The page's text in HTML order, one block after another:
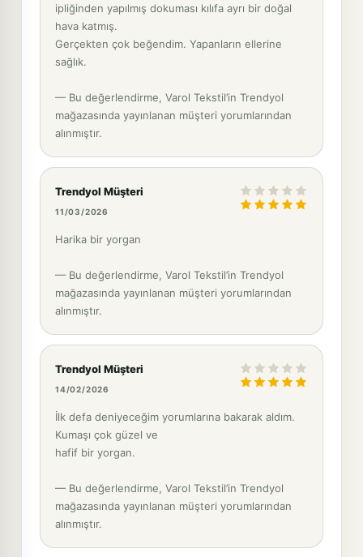
ipliğinden yapılmış dokuması kılıfa ayrı bir doğal
hava katmış.
Gerçekten çok beğendim. Yapanların ellerine
sağlık.
— Bu değerlendirme, Varol Tekstil’in Trendyol
mağazasında yayınlanan müşteri yorumlarından
alınmıştır.
Trendyol Müşteri
11/03/2026
Harika bir yorgan
— Bu değerlendirme, Varol Tekstil’in Trendyol
mağazasında yayınlanan müşteri yorumlarından
alınmıştır.
Trendyol Müşteri
14/02/2026
İlk defa deniyeceğim yorumlarına bakarak aldım.
Kumaşı çok güzel ve
hafif bir yorgan.
— Bu değerlendirme, Varol Tekstil’in Trendyol
mağazasında yayınlanan müşteri yorumlarından
alınmıştır.